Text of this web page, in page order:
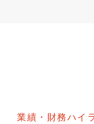
業績・財務ハイ